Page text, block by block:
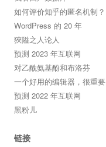
如何评价知乎的匿名机制？
WordPress 的 20 年
狹隘之人论人
预测 2023 年互联网
对乙酰氨基酚和布洛芬
一个好用的编辑器，很重要
预测 2022 年互联网
黑粉儿
链接